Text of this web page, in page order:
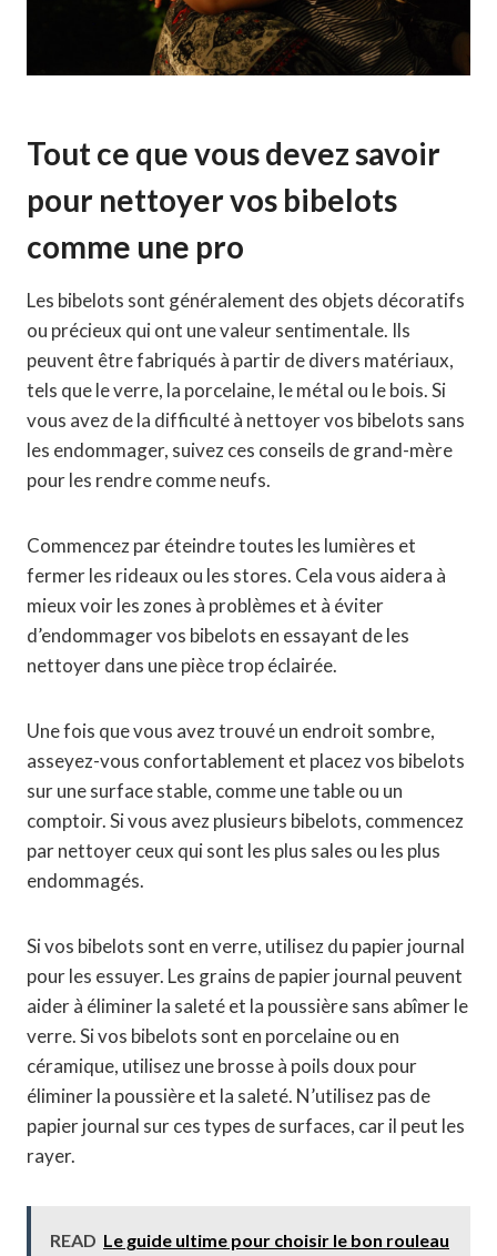
Tout ce que vous devez savoir
pour nettoyer vos bibelots
comme une pro
Les bibelots sont généralement des objets décoratifs
ou précieux qui ont une valeur sentimentale. Ils
peuvent être fabriqués à partir de divers matériaux,
tels que le verre, la porcelaine, le métal ou le bois. Si
vous avez de la difficulté à nettoyer vos bibelots sans
les endommager, suivez ces conseils de grand-mère
pour les rendre comme neufs.
Commencez par éteindre toutes les lumières et
fermer les rideaux ou les stores. Cela vous aidera à
mieux voir les zones à problèmes et à éviter
d’endommager vos bibelots en essayant de les
nettoyer dans une pièce trop éclairée.
Une fois que vous avez trouvé un endroit sombre,
asseyez-vous confortablement et placez vos bibelots
sur une surface stable, comme une table ou un
comptoir. Si vous avez plusieurs bibelots, commencez
par nettoyer ceux qui sont les plus sales ou les plus
endommagés.
Si vos bibelots sont en verre, utilisez du papier journal
pour les essuyer. Les grains de papier journal peuvent
aider à éliminer la saleté et la poussière sans abîmer le
verre. Si vos bibelots sont en porcelaine ou en
céramique, utilisez une brosse à poils doux pour
éliminer la poussière et la saleté. N’utilisez pas de
papier journal sur ces types de surfaces, car il peut les
rayer.
READ Le guide ultime pour choisir le bon rouleau